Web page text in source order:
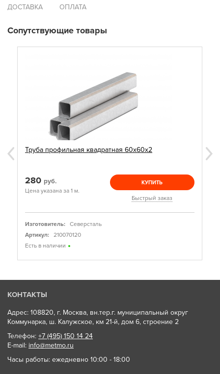
ДОСТАВКА ОПЛАТА
Сопутствующие товары
Труба профильная квадратная 60х60х2
280 руб.
Цена указана за 1 м.
КУПИТЬ
Быстрый заказ
Изготовитель:
Северсталь
Артикул:
210070120
Есть в наличии
КОНТАКТЫ
Адрес: 108820, г. Москва, вн.тер.г. муниципальный округ
Коммунарка, ш. Калужское, км 21-й, дом 6, строение 2
Телефон: +7 (495) 150 14 24
E-mail: info@metmo.ru
Часы работы: ежедневно 10:00 - 18:00